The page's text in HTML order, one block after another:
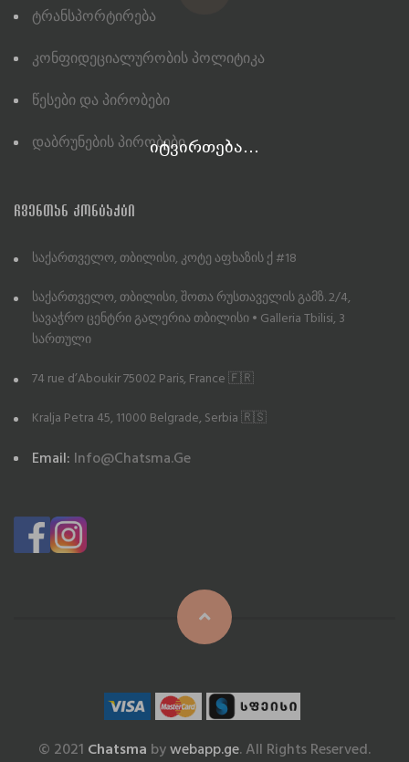
იტვირთება...
Ტრანსპორტირება
Კონფიდეციალურობის Პოლიტიკა
Წესები Და Პირობები
Დაბრუნების Პირობები
ᲩᲕᲔᲜᲗᲐᲜ ᲙᲝᲜᲢᲐᲥᲢᲘ
საქართველო, თბილისი, კოტე აფხაზის ქ #18
საქართველო, თბილისი, შოთა რუსთაველის გამზ. 2/4,
სავაჭრო ცენტრი გალერია თბილისი • Galleria Tbilisi, 3
სართული
74 rue d’Aboukir 75002 Paris, France 🇫🇷
Kralja Petra 45, 11000 Belgrade, Serbia 🇷🇸
Email: Info@chatsma.ge
© 2021 Chatsma bywebapp.ge. All Rights Reserved.